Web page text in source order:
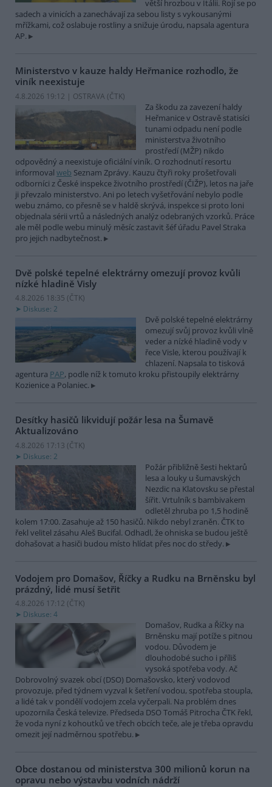
větší hrozbou v Itálii. Rojí se po
sadech a vinicích a zanechávají za sebou listy s vykousanými
mřížkami, což oslabuje rostliny a snižuje úrodu, napsala agentura
AP.
Ministerstvo v kauze haldy Heřmanice rozhodlo, že
viník neexistuje
4.8.2026 19:12 | OSTRAVA (ČTK)
Za škodu za zavezení haldy
Heřmanice v Ostravě statisíci
tunami odpadu není podle
ministerstva životního
prostředí (MŽP) nikdo
odpovědný a neexistuje oficiální viník. O rozhodnutí resortu
informoval web Seznam Zprávy. Kauzu čtyři roky prošetřovali
odborníci z České inspekce životního prostředí (ČIŽP), letos na jaře
ji převzalo ministerstvo. Ani po letech vyšetřování nebylo podle
webu známo, co přesně se v haldě skrývá, inspekce si proto loni
objednala sérii vrtů a následných analýz odebraných vzorků. Práce
ale měl podle webu minulý měsíc zastavit šéf úřadu Pavel Straka
pro jejich nadbytečnost.
Dvě polské tepelné elektrárny omezují provoz kvůli
nízké hladině Visly
4.8.2026 18:35 (ČTK)
Diskuse: 2
Dvě polské tepelné elektrárny
omezují svůj provoz kvůli vlně
veder a nízké hladině vody v
řece Visle, kterou používají k
chlazení. Napsala to tisková
agentura PAP, podle níž k tomuto kroku přistoupily elektrárny
Kozienice a Polaniec.
Desítky hasičů likvidují požár lesa na Šumavě
Aktualizováno
4.8.2026 17:13 (ČTK)
Diskuse: 2
Požár přibližně šesti hektarů
lesa a louky u šumavských
Nezdic na Klatovsku se přestal
šířit. Vrtulník s bambivakem
odletěl zhruba po 1,5 hodině
kolem 17:00. Zasahuje až 150 hasičů. Nikdo nebyl zraněn. ČTK to
řekl velitel zásahu Aleš Bucifal. Odhadl, že ohniska se budou ještě
dohašovat a hasiči budou místo hlídat přes noc do středy.
Vodojem pro Domašov, Říčky a Rudku na Brněnsku byl
prázdný, lidé musí šetřit
4.8.2026 17:12 (ČTK)
Diskuse: 4
Domašov, Rudka a Říčky na
Brněnsku mají potíže s pitnou
vodou. Důvodem je
dlouhodobé sucho i příliš
vysoká spotřeba vody. Ač
Dobrovolný svazek obcí (DSO) Domašovsko, který vodovod
provozuje, před týdnem vyzval k šetření vodou, spotřeba stoupla,
a lidé tak v pondělí vodojem zcela vyčerpali. Na problém dnes
upozornila Česká televize. Předseda DSO Tomáš Pitrocha ČTK řekl,
že voda nyní z kohoutků ve třech obcích teče, ale je třeba opravdu
omezit její nadměrnou spotřebu.
Obce dostanou od ministerstva 300 milionů korun na
opravu nebo výstavbu vodních nádrží